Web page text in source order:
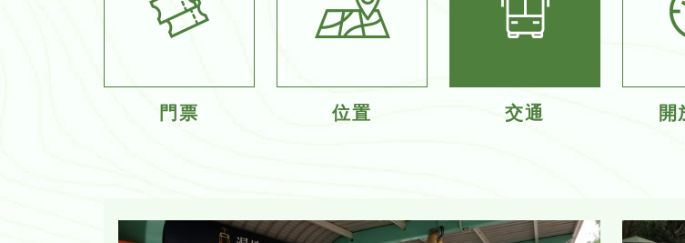
門票 位置 交通 開